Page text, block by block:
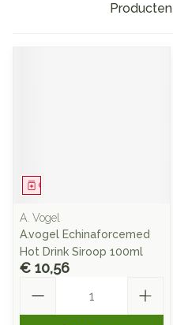
Producten
Geneesmiddel
A. Vogel
A.vogel Echinaforcemed
Hot Drink Siroop 100ml
€ 10,56